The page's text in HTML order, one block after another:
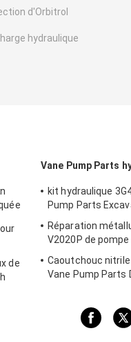
d'Orbitrol
hydraulique
de
Vane Pump Parts
kit hydraulique
Pump Parts
Réparation
V2020P de
Caoutchouc
Vane Pump Parts